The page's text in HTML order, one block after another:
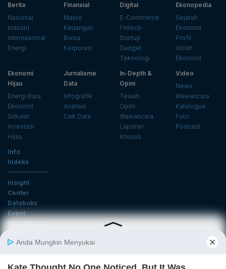
Berita
Nasional
Industri
Internasional
Energi
Finansial
Makro
Keuangan
Bursa
Korporasi
Digital
E-Commerce
Fintech
Startup
Gadget
Teknologi
Ekonopedia
Sejarah
Ekonomi
Profil
Istilah
Ekonomi
Ekonomi
Hijau
Energi Baru
Ekonomi
Sirkular
Investasi
Hijau
Jurnalisme
Data
Infografik
Analisis
Cek Data
In-Depth &
Opini
Telaah
Opini
Wawancara
Laporan
Khusus
Video
News
Wawancara
Katalogue
Foto
Podcast
Info
Indeks
Insight
Center
Databoks
Event
KatadataOto
Email